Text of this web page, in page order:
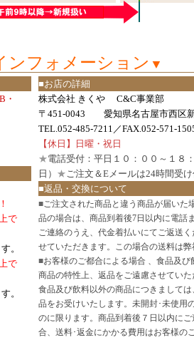
ンフォメーション ▼
・
で
。
で
。
■お店の詳細
株式会社 きくや C&C事業部
〒451-0043 愛知県名古屋市西区新
TEL.052-485-7211／FAX.052-571-
【休日】日曜・祝日
★電話受付：平日１０：００～１８
日） ★ご注文＆Eメールは24時間受け
■返品・交換について
■ご注文された商品と違う商品が届いた
品の場合は、商品到着後7日以内に電話
ご連絡のうえ、代金着払いにてご返送
せていただきます。この場合の送料は弊
■お客様のご都合による場合 、食品及び
商品の特性上、返品をご遠慮させていた
食品及び飲料以外の商品につきまして
品をお受けいたします。未開封･未使用
のに限ります。商品到着後７日以内に
合、送料･返金にかかる費用はお客様の